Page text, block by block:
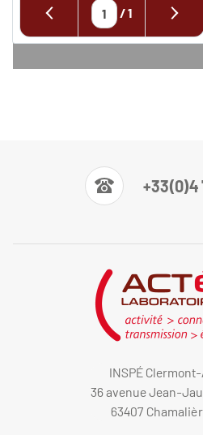
/1
+33(0)4
INSPÉ
36 avenue Jean-
63407